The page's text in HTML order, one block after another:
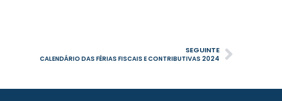
SEGUINTE
CALENDÁRIO DAS FÉRIAS FISCAIS E CONTRIBUTIVAS 2024